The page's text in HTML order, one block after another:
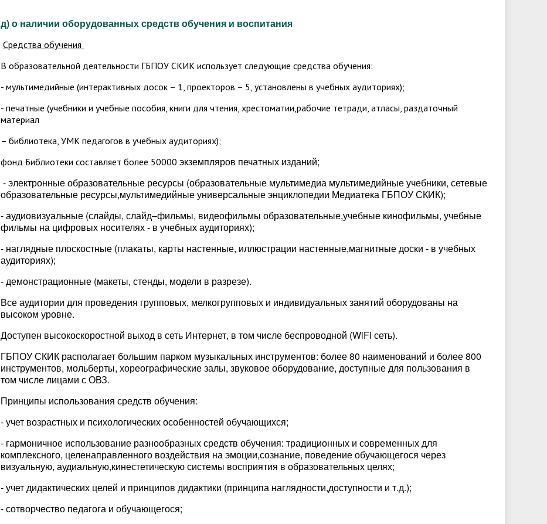
д) о наличии оборудованныхсредств обучения и воспитания
Средства обучения
В образовательной деятельности ГБПОУ СКИК использует следующие средства обучения:
- мультимедийные (интерактивных досок – 1, проекторов – 5, установлены в учебных аудиториях);
- печатные (учебники и учебные пособия, книги для чтения, хрестоматии,рабочие тетради, атласы, раздаточный
материал
– библиотека, УМК педагогов в учебных аудиториях);
фонд Библиотеки составляет более 50000 экземпляров печатных изданий;
- электронные образовательные ресурсы (образовательные мультимедиа мультимедийные учебники, сетевые
образовательные ресурсы,мультимедийные универсальные энциклопедии Медиатека ГБПОУ СКИК);
- аудиовизуальные (слайды, слайд–фильмы, видеофильмы образовательные,учебные кинофильмы, учебные
фильмы на цифровых носителях - в учебных аудиториях);
- наглядные плоскостные (плакаты, карты настенные, иллюстрации настенные,магнитные доски - в учебных
аудиториях);
- демонстрационные (макеты, стенды, модели в разрезе).
Все аудитории для проведения групповых, мелкогрупповых и индивидуальных занятий оборудованы на
высоком уровне.
Доступен высокоскоростной выход в сеть Интернет, в том числе беспроводной (WiFi сеть).
ГБПОУ СКИК располагает большим парком музыкальных инструментов: более 80 наименований и более 800
инструментов, мольберты, хореографические залы, звуковое оборудование, доступные для пользования в
том числе лицами с ОВЗ.
Принципы использования средств обучения:
- учет возрастных и психологических особенностей обучающихся;
- гармоничное использование разнообразных средств обучения: традиционных и современных для
комплексного, целенаправленного воздействия на эмоции,сознание, поведение обучающегося через
визуальную, аудиальную,кинестетическую системы восприятия в образовательных целях;
- учет дидактических целей и принципов дидактики (принципа наглядности,доступности и т.д.);
- сотворчество педагога и обучающегося;